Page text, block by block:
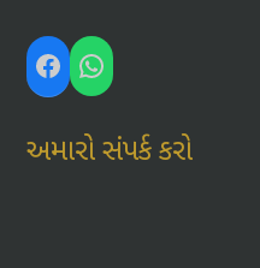
Facebook
WhatsApp
અમારો સંપર્ક કરો